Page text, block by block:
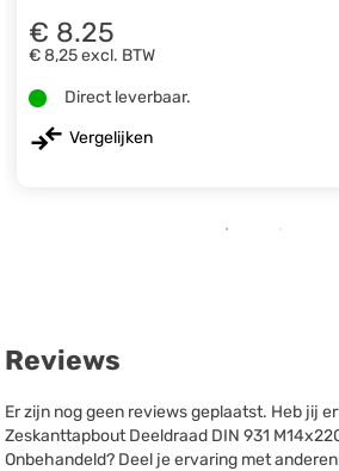
€ 8.25
€ 8,25excl. BTW
Direct leverbaar.
Vergelijken
Reviews
Er zijn nog geen reviews geplaatst. Heb jij
Zeskanttapbout Deeldraad DIN 931
Onbehandeld? Deel je ervaring met